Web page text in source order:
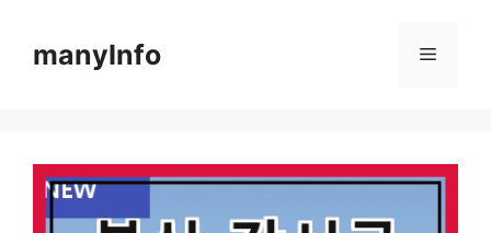
manyInfo 메